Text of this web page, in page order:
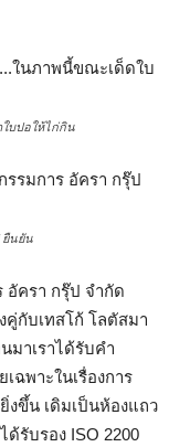
บปอให้ไก่กิน
ยืนยัน
อัครา กรุ๊ป จำกัด
คู่กับเทสโก้ โลตัสมา
มาเราได้รับคำ
ฉพาะในเรื่องการ
ขึ้น เดิมเป็นห้องแถว
รับรอง ISO 2200